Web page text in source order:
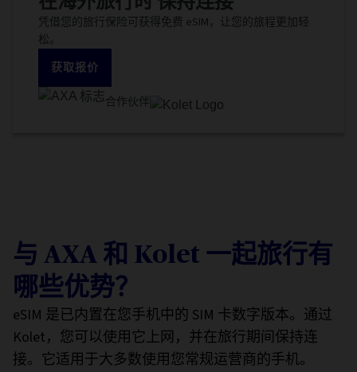
凭借您的旅行保险可获得免费 eSIM，让您的旅程更加轻
松。
获取报价
合作伙伴
与 AXA 和 Kolet 一起旅行有
哪些优势？
eSIM 是已内置在您手机中的 SIM 卡数字版本。通过
Kolet，您可以使用它上网，并在旅行期间保持连
接。它适用于大多数使用您常规运营商的手机。